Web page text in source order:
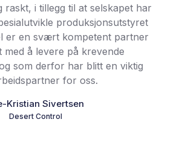
i tillegg til at selskapet har
produksjonsutstyret
er en svært kompetent partner
med å levere på krevende
som derfor har blitt en viktig
for oss.
Kristian Sivertsen
Desert Control